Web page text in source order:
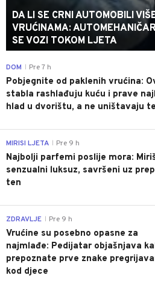
DA LI SE CRNI AUTOMOBILI
VRUĆINAMA:
SE VOZI TOKOM LJETA
DOM Pre 7 h
Pobjegnite od paklenih vrućina:
stabla rashlađuju kuću i prave
hlad u dvorištu, a ne uništavaju
MIRISI LJETA Pre 9 h
Najbolji parfemi poslije mora:
senzualni luksuz, savršeni uz
ten
ZDRAVLJE Pre 9 h
Vrućine su posebno opasne za
najmlađe: Pedijatar objašnjava
prepoznate prve znake
kod djece